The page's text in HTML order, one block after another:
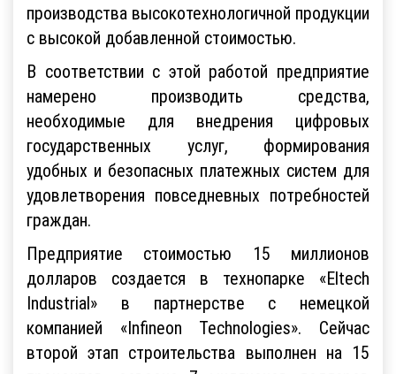
производства высокотехнологичной продукции
с высокой добавленной стоимостью.
В соответствии с этой работой предприятие
намерено производить средства,
необходимые для внедрения цифровых
государственных услуг, формирования
удобных и безопасных платежных систем для
удовлетворения повседневных потребностей
граждан.
Предприятие стоимостью 15 миллионов
долларов создается в технопарке «Eltech
Industrial» в партнерстве с немецкой
компанией «Infineon Technologies». Сейчас
второй этап строительства выполнен на 15